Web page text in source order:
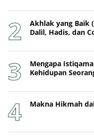
Akhlak yang Baik
Dalil, Hadis, dan
Mengapa
Kehidupan
Makna Hikmah